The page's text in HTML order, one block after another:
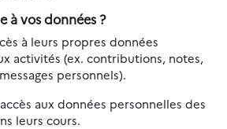
à vos données ?
à leurs propres données
activités (ex. contributions, notes,
personnels).
aux données personnelles des
leurs cours.